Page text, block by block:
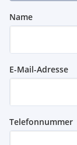
Name
E-Mail-Adresse
Telefonnummer